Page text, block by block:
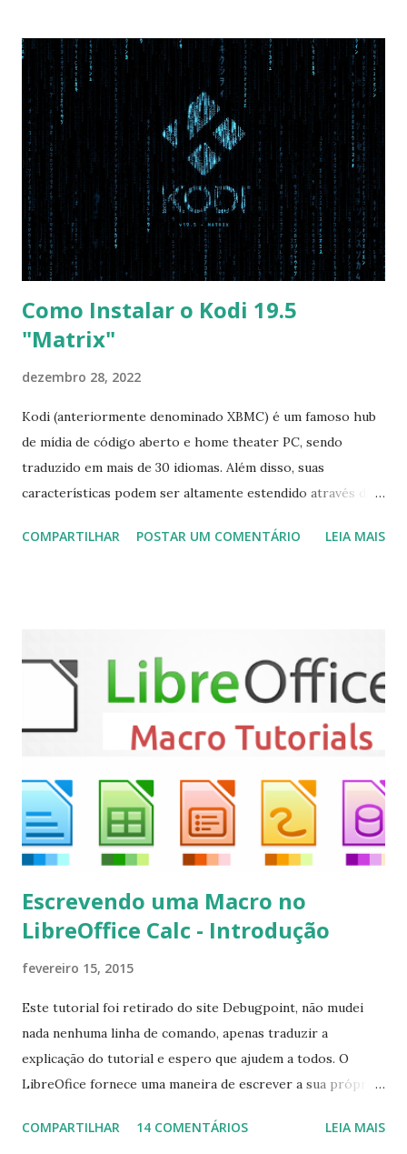
com Win, deixe essa opção no Auto ) Set AHCI Mode ->
Disabled USB S3 Wake-up -> Enabled Boot: Secure Boot ->
Disabled OS Mode Selection -> UEFI and CSM OS (Essa
opção garante boot com Win e Linux) Boot > Boot Priority
Order USB HDD: SATA CD: SATA HDD: Essa ordem de boot
vai garantir que ele tente primeiro o boot pela USB, depois
pelo CD e por último no HD. Apenas as opções acima são
as necessá...
Como Instalar o Kodi 19.5
"Matrix"
dezembro 28, 2022
Kodi (anteriormente denominado XBMC) é um famoso hub
de mídia de código aberto e home theater PC, sendo
traduzido em mais de 30 idiomas. Além disso, suas
características podem ser altamente estendido através de
(personal video recorder). A versão final do Kodi 19.5
sudo apt-get install kodi Use o comando a seguir para
instalar codecs de áudio e outros complementos,
executando: $ sudo apt-get install --install-suggests
kodi Para remover, execute: $ sudo apt-get remove
COMPARTILHAR POSTAR UM COMENTÁRIO LEIA MAIS
Escrevendo uma Macro no
LibreOffice Calc - Introdução
fevereiro 15, 2015
Este tutorial foi retirado do site Debugpoint, não mudei
nada nenhuma linha de comando, apenas traduzir a
explicação do tutorial e espero que ajudem a todos. O
LibreOfice fornece uma maneira de escrever a sua própria
aplicativo de escritório. Você pode usar Python ou Basic
COMPARTILHAR 14 COMENTÁRIOS LEIA MAIS